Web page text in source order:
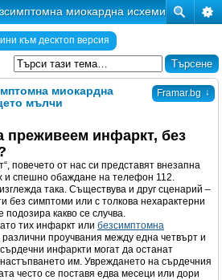
миокардна исхемия) –
към десктоп версия
Framar.bg ↓
миокардна
мълчи
преживеем инфаркт, без
повечето от нас си представят внезапна
и спешно обаждане на телефон 112.
така. Съществува и друг сценарий –
без симптоми или с толкова нехарактерни
подозира какво се случва.
тих инфаркт или безсимптомна
проучвания между една четвърт и
инфаркти могат да останат
им. Увреждането на сърдечния
често се поставя едва месеци или дори